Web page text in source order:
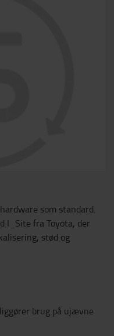
som standard.
I_Site fra Toyota, der
stød og
brug på ujævne